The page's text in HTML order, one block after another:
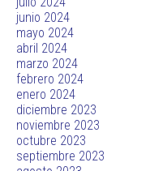
junio 2024
mayo 2024
abril 2024
marzo 2024
febrero 2024
enero 2024
diciembre 2023
noviembre 2023
octubre 2023
septiembre 2023